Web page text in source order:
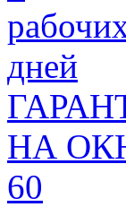
дней
НА
60